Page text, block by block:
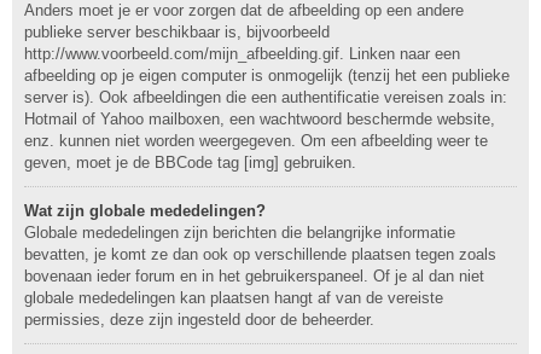
Anders moet je er voor zorgen dat de afbeelding op een andere
publieke server beschikbaar is, bijvoorbeeld
http://www.voorbeeld.com/mijn_afbeelding.gif. Linken naar een
afbeelding op je eigen computer is onmogelijk (tenzij het een publieke
server is). Ook afbeeldingen die een authentificatie vereisen zoals in:
Hotmail of Yahoo mailboxen, een wachtwoord beschermde website,
enz. kunnen niet worden weergegeven. Om een afbeelding weer te
geven, moet je de BBCode tag [img] gebruiken.
Wat zijn globale mededelingen?
Globale mededelingen zijn berichten die belangrijke informatie
bevatten, je komt ze dan ook op verschillende plaatsen tegen zoals
bovenaan ieder forum en in het gebruikerspaneel. Of je al dan niet
globale mededelingen kan plaatsen hangt af van de vereiste
permissies, deze zijn ingesteld door de beheerder.